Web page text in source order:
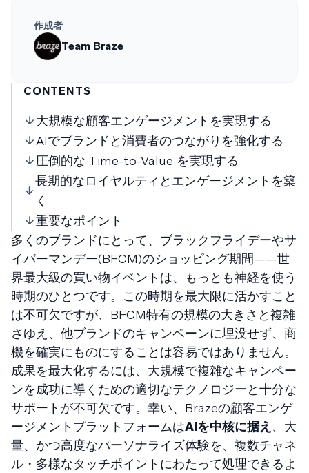
作成者
Team Braze
CONTENTS
大規模な顧客エンゲージメントを実現する
AIでブランドと消費者のつながりを強化する
圧倒的な Time-to-Value を実現する
長期的なロイヤルティとエンゲージメントを築
く
重要なポイント
多くのブランドにとって、ブラックフライデーやサ
イバーマンデー(BFCM)のショッピング期間——世
界最大級の買い物イベントは、もっとも神経を使う
時期のひとつです。この時期を最大限に活かすこと
は不可欠ですが、BFCM特有の規模の大きさと複雑
さゆえ、他ブランドのキャンペーンに埋没せず、商
機を確実にものにすることは容易ではありません。
成果を最大化するには、大規模で複雑なキャンペー
ンを成功に導くための適切なテクノロジーと十分な
サポートが不可欠です。幸い、Brazeの顧客エンゲ
ージメントプラットフォームはAIを中核に据え 、大
量、かつ高度なパーソナライズ体験を、複数チャネ
ル・多様なタッチポイントにわたって処理できるよ